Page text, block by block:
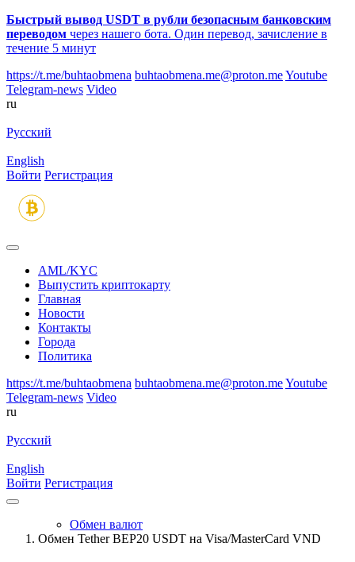
Быстрый вывод USDT в рубли безопасным банковским
переводом через нашего бота. Один перевод, зачисление в
течение 5 минут
https://t.me/buhtaobmena buhtaobmena.me@proton.meYoutube
Telegram-news Video
ru
Русский
English
Войти Регистрация
AML/KYC
Выпустить криптокарту
Главная
Новости
Контакты
Города
Политика
https://t.me/buhtaobmena buhtaobmena.me@proton.meYoutube
Telegram-news Video
ru
Русский
English
Войти Регистрация
Обмен валют
Обмен Tether BEP20 USDT на Visa/MasterCard VND